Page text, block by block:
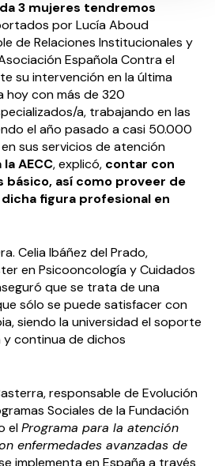
3 mujeres tendremos
por Lucía Aboud
de Relaciones Institucionales y
Española Contra el
su intervención en la última
hoy con más de 320
a, trabajando en las
el año pasado a casi 50.000
sus servicios de atención
la AECC, explicó, contar con
básico, así como proveer de
figura profesional en
Celia Ibáñez del Prado,
en Psicooncología y Cuidados
que se trata de una
sólo se puede satisfacer con
siendo la universidad el soporte
y continua de dichos
responsable de Evolución
Sociales de la Fundación
elPrograma para la atención
enfermedades avanzadas de
implementa en España a través